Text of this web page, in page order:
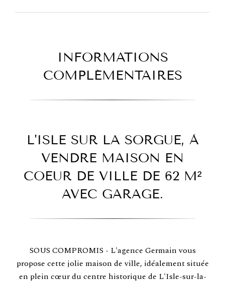
INFORMATIONS
COMPLÉMENTAIRES
L'ISLE SUR LA SORGUE, À
VENDRE MAISON EN
COEUR DE VILLE DE 62 M²
AVEC GARAGE.
SOUS COMPROMIS - L'agence Germain vous
propose cette jolie maison de ville, idéalement située
en plein cœur du centre historique de L'Isle-sur-la-